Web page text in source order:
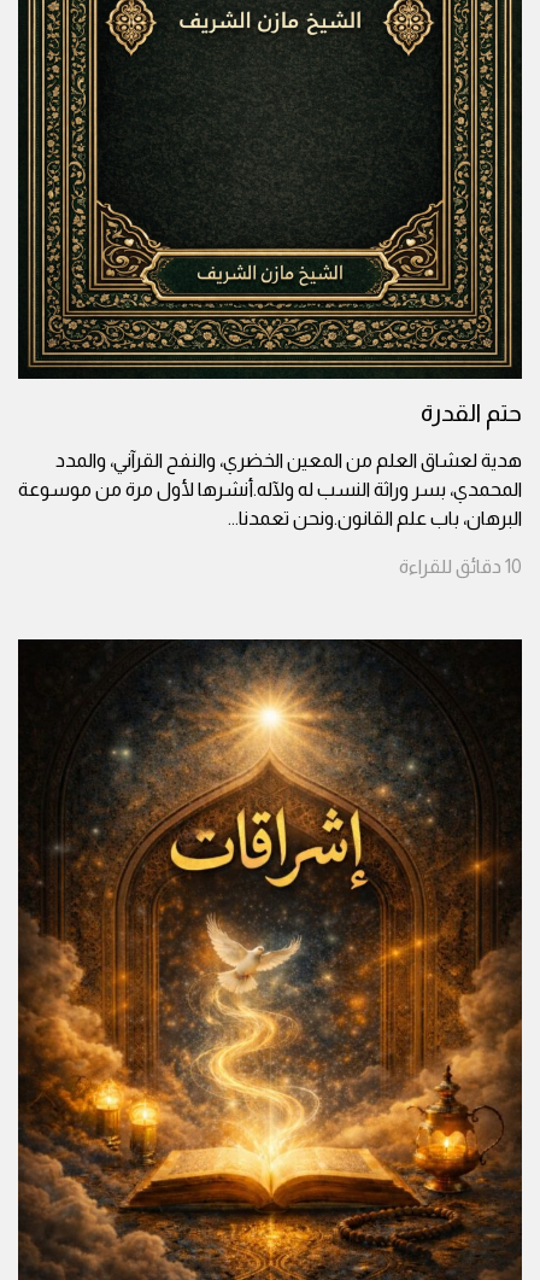
حتم القدرة
هدية لعشاق العلم من المعين الخضري، والنفح القرآني، والمدد
المحمدي، بسر وراثة النسب له ولآله.أنشرها لأول مرة من موسوعة
البرهان، باب علم القانون.ونحن تعمدنا...
10 دقائق للقراءة